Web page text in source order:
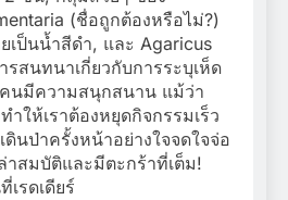
(ชื่อถูกต้องหรือไม่?)
เป็นน้ำสีดำ, และ Agaricus
สนทนาเกี่ยวกับการระบุเห็ด
นมีความสนุกสนาน แม้ว่า
ำให้เราต้องหยุดกิจกรรมเร็ว
ดินป่าครั้งหน้าอย่างใจจดใจจ่อ
สมบัติและมีตะกร้าที่เต็ม!
รดเดียร์